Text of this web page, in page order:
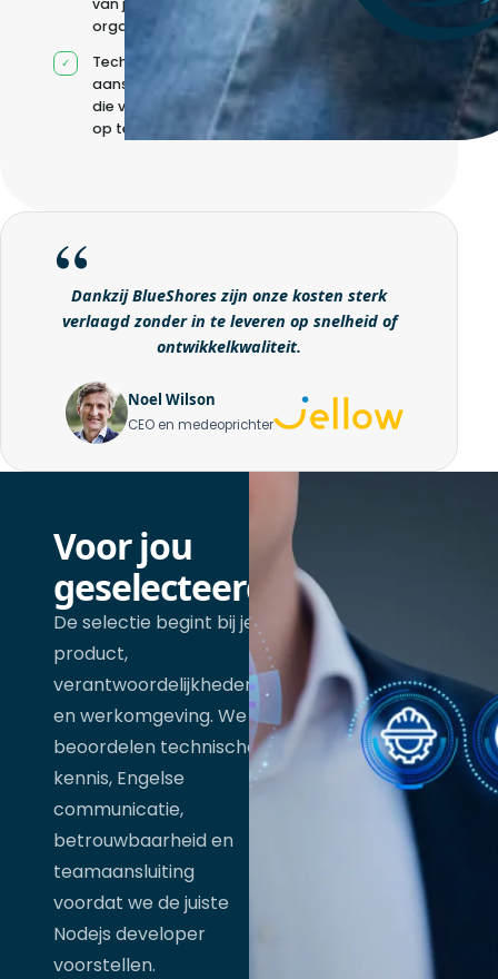
van jouw
organisatie
Technische
aansturing zonder
die volledig intern
op te bouwen
Dankzij BlueShores zijn onze kosten sterk
verlaagd zonder in te leveren op snelheid of
ontwikkelkwaliteit.
Noel Wilson
CEO en medeoprichter
Voor jou
geselecteerd
De selectie begint bij je
product,
verantwoordelijkheden
en werkomgeving. We
beoordelen technische
kennis, Engelse
communicatie,
betrouwbaarheid en
teamaansluiting
voordat we de juiste
Nodejs developer
voorstellen.